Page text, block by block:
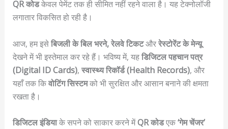
QR कोडकेवल पेमेंट तक ही सीमित नहीं रहने वाला है। यह टेक्नोलॉजी
लगातार विकसित हो रही है।
आज, हम इसेबिजली के बिल भरने, रेलवे टिकटऔररेस्टोरेंट के मेन्यू
देखने में भी इस्तेमाल कर रहे हैं। भविष्य में, यहडिजिटल पहचान पत्र
(Digital ID Cards), स्वास्थ्य रिकॉर्ड (Health Records), और
यहाँ तक किवोटिंग सिस्टमको भी सुरक्षित और आसान बनाने की क्षमता
रखता है।
डिजिटल इंडियाके सपने को साकार करने मेंQR कोडएक‘गेम चेंजर’